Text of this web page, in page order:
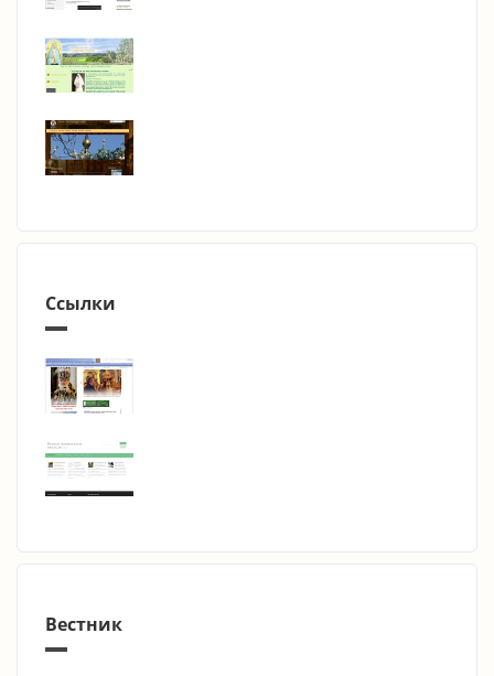
Ссылки
Вестник